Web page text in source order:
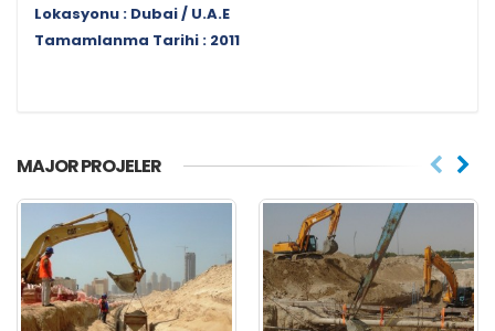
Lokasyonu : Dubai / U.A.E
Tamamlanma Tarihi : 2011
MAJOR PROJELER